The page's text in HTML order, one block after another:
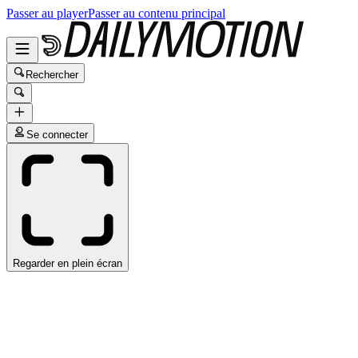
Passer au playerPasser au contenu principal
Rechercher
Se connecter
Regarder en plein écran